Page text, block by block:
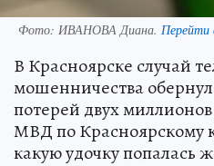
Фото: ИВАНОВА Диана.
В Красноярске случай
мошенничества
потерей двух
МВД по Красноярскому
какую удочку попалась